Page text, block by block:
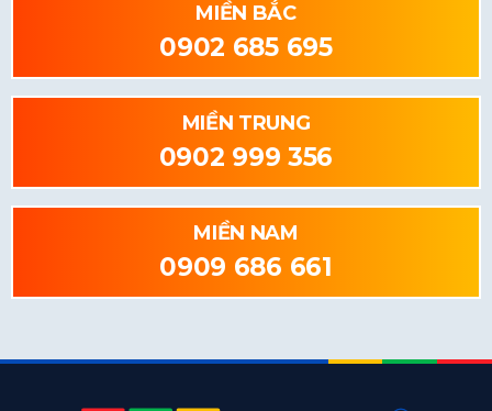
MIỀN BẮC
0902 685 695
MIỀN TRUNG
0902 999 356
MIỀN NAM
0909 686 661